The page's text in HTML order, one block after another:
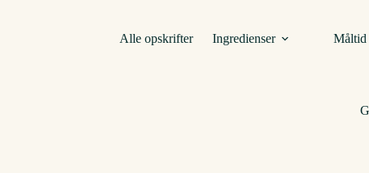
Alle opskrifter Ingredienser Måltid